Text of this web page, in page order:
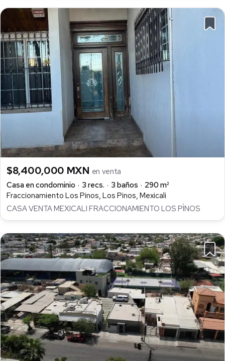
$8,400,000 MXN en venta
Casa en condominio
3 recs. 3 baños
290 m²
Fraccionamiento Los Pinos, Los Pinos, Mexicali
CASA VENTA MEXICALI FRACCIONAMIENTO LOS PÌNOS